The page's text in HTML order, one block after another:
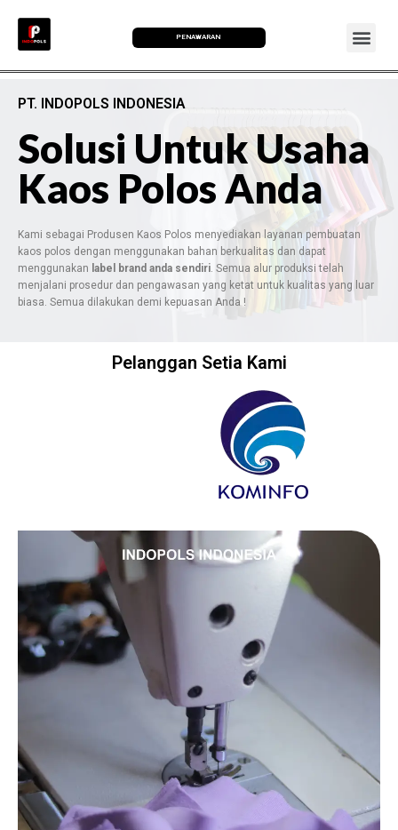
PENAWARAN
PT. INDOPOLS INDONESIA
Solusi Untuk Usaha
Kaos Polos Anda
Kami sebagai Produsen Kaos Polos menyediakan layanan pembuatan
kaos polos dengan menggunakan bahan berkualitas dan dapat
menggunakan label brand anda sendiri . Semua alur produksi telah
menjalani prosedur dan pengawasan yang ketat untuk kualitas yang luar
biasa. Semua dilakukan demi kepuasan Anda !
Pelanggan Setia Kami